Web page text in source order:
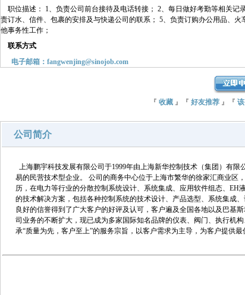
职位描述： 1、负责公司前台接待及电话转接； 2、每日做好考勤等相关记
责订水、信件、包裹的安排及与快递公司的联系； 5、负责订购办公用品、
他事务性工作；
联系方式
电子邮箱：fangwenjing@sinojob.com
『 收藏』『 好友推荐』『
公司简介
上海鹏宇科技发展有限公司于1999年由上海新华控制技术（集团）有
易的民营技术型企业。 公司的商务中心位于上海市繁华的徐家汇商业
历，在电力等行业的分散控制系统设计、系统集成、应用软件组态、
的技术解决方案，包括各种控制系统的技术设计、产品选型、系统集成
良好的信誉得到了广大客户的好评及认可，客户遍及全国各地以及巴基
司业务的不断扩大，现已成为多家国际知名品牌的仪表、阀门、执行机
承“质量为先，客户至上”的服务宗旨，以客户需求为主导，为客户提供最